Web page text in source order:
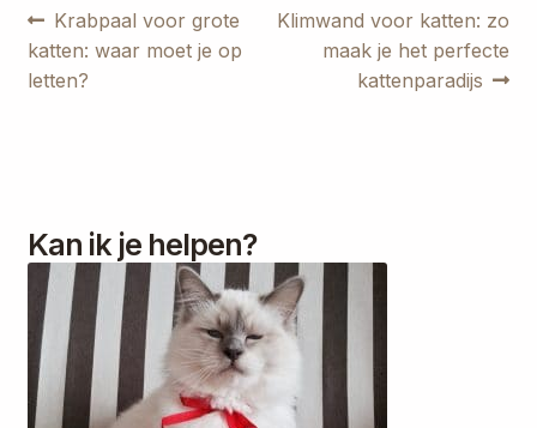
Bericht
navigatie
Vorig
bericht:
Krabpaal voor grote
katten: waar moet je op
letten?
Volgend
bericht:
Klimwand voor katten: zo
maak je het perfecte
kattenparadijs
Kan ik je helpen?